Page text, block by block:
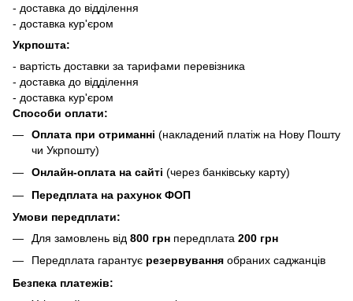
- доставка до відділення
- доставка кур'єром
Укрпошта:
- вартість доставки за тарифами перевізника
- доставка до відділення
- доставка кур'єром
Способи оплати:
Оплата при отриманні (накладений платіж на Нову Пошту
чи Укрпошту)
Онлайн-оплата на сайті (через банківську карту)
Передплата на рахунок ФОП
Умови передплати:
Для замовлень від 800 грн передплата 200 грн
Передплата гарантує резервування обраних саджанців
Безпека платежів: